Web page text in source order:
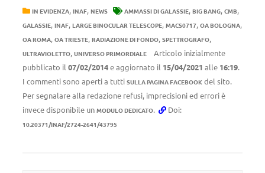
IN EVIDENZA, INAF, NEWS AMMASSI DI GALASSIE, BIG BANG, CMB,
GALASSIE, INAF, LARGE BINOCULAR TELESCOPE, MACS0717, OA BOLOGNA,
OA ROMA, OA TRIESTE, RADIAZIONE DI FONDO, SPETTROGRAFO,
ULTRAVIOLETTO, UNIVERSO PRIMORDIALE
Articolo inizialmente
pubblicato il 07/02/2014e aggiornato il 15/04/2021 alle 16:19.
I commenti sono aperti a tutti SULLA PAGINA FACEBOOK del sito.
Per segnalare alla redazione refusi, imprecisioni ed errori è
invece disponibile un MODULO DEDICATO. Doi:
10.20371/INAF/2724-2641/43795